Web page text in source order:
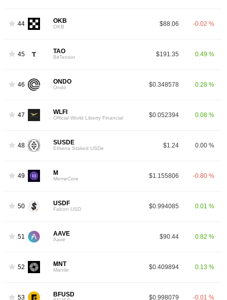
44 OKB
OKB $88.06 -0.02 %
45 TAO
BitTensor $191.35 0.49 %
46 ONDO
Ondo $0.348578 0.28 %
47 WLFI
Official World Liberty Financial $0.052394 0.08 %
48 SUSDE
Ethena Staked USDe $1.24 0.00 %
49 M
MemeCore $1.155806 -0.80 %
50 USDF
Falcon USD $0.994085 0.01 %
51 AAVE
Aave $90.44 0.82 %
52 MNT
Mantle $0.409894 0.13 %
53 BFUSD $0.998079 -0.01 %